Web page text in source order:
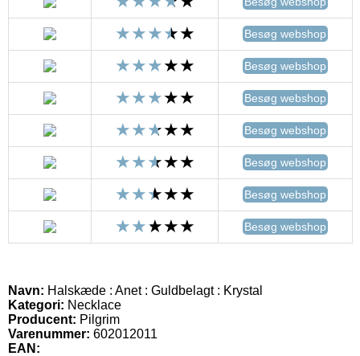
Besøg webshop
Besøg webshop
Besøg webshop
Besøg webshop
Besøg webshop
Besøg webshop
Besøg webshop
Navn: Halskæde : Anet : Guldbelagt : Krystal
Kategori: Necklace
Producent: Pilgrim
Varenummer: 602012011
EAN: